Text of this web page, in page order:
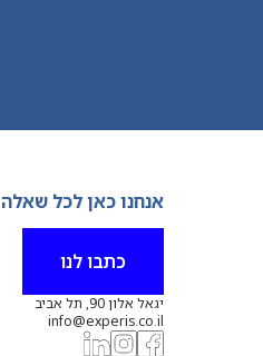
אנחנו כאן לכל שאלה
כתבו לנו
יגאל אלון 90, תל אביב
info@experis.co.il